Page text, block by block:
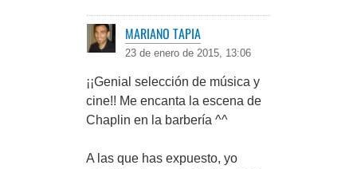
MARIANO TAPIA
23 de enero de 2015, 13:06
¡¡Genial selección de música y
cine!! Me encanta la escena de
Chaplin en la barbería ^^
A las que has expuesto, yo